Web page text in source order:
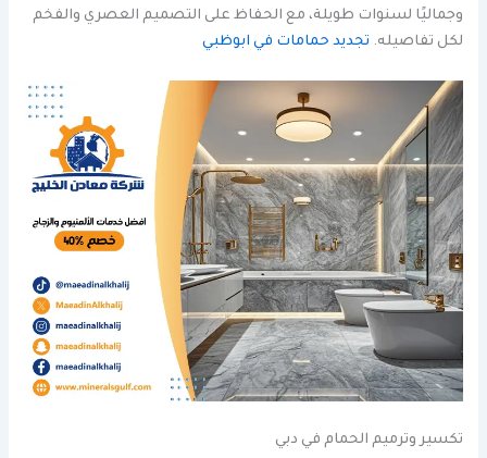
وجماليًا لسنوات طويلة، مع الحفاظ على التصميم العصري والفخم
لكل تفاصيله. تجديد حمامات في ابوظبي
تكسير وترميم الحمام في دبي